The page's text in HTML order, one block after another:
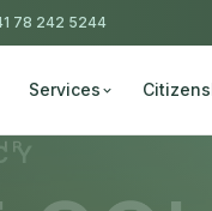
78 242 5244
Services